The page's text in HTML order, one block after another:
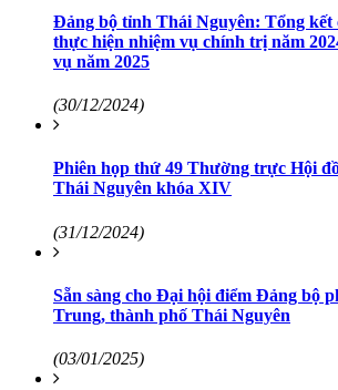
Đảng bộ tỉnh Thái Nguyên: Tổng kết
thực hiện nhiệm vụ chính trị năm
vụ năm 2025
(30/12/2024)
Phiên họp thứ 49 Thường trực Hội
Thái Nguyên khóa XIV
(31/12/2024)
Sẵn sàng cho Đại hội điểm Đảng bộ
Trung, thành phố Thái Nguyên
(03/01/2025)